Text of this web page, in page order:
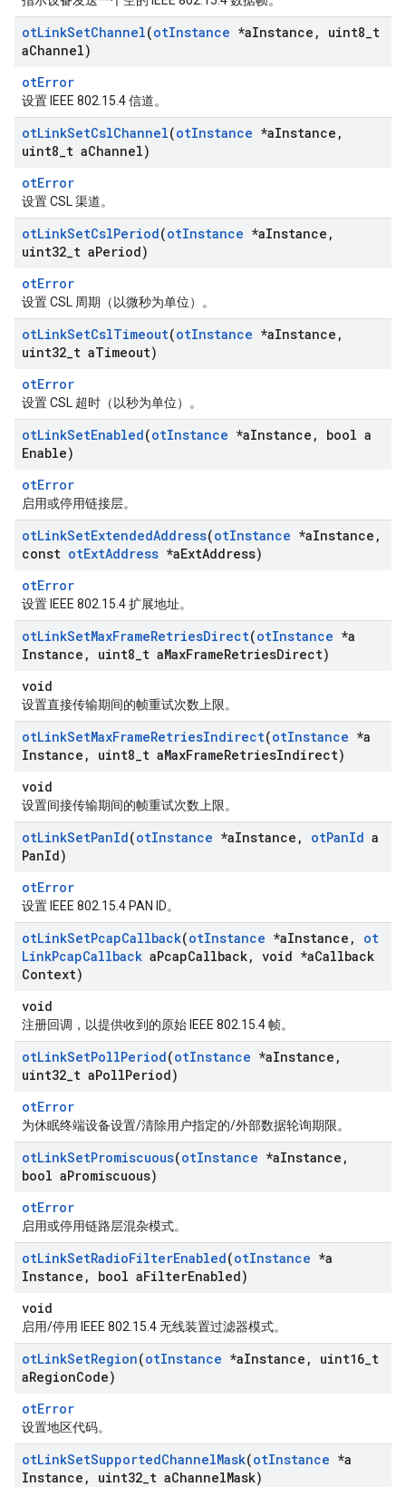
otLinkSetChannel(otInstance *aInstance , uint8 t
aChannel)
otError
设置 IEEE 802.15.4 信道。
otLinkSetCslChannel(otInstance *aInstance ,
uint8 t aChannel)
otError
设置 CSL 渠道。
otLinkSetCslPeriod(otInstance *aInstance ,
uint32 t aPeriod)
otError
设置 CSL 周期（以微秒为单位）。
otLinkSetCslTimeout(otInstance *aInstance ,
uint32 t aTimeout)
otError
设置 CSL 超时（以秒为单位）。
otLinkSetEnabled(otInstance *aInstance ,
bool a
Enable)
otError
启用或停用链接层。
otLinkSetExtendedAddress(otInstance *aInstance ,
const otExtAddress *aExtAddress)
otError
设置 IEEE 802.15.4 扩展地址。
otLinkSetMaxFrameRetriesDirect(otInstance *a
Instance , uint8 t aMaxFrameRetriesDirect)
void
设置直接传输期间的帧重试次数上限。
otLinkSetMaxFrameRetriesIndirect(otInstance *a
Instance , uint8 t aMaxFrameRetriesIndirect)
void
设置间接传输期间的帧重试次数上限。
otLinkSetPanId(otInstance *aInstance , otPanId a
PanId)
otError
设置 IEEE 802.15.4 PAN ID。
otLinkSetPcapCallback(otInstance *aInstance ,
ot
LinkPcapCallback aPcapCallback, void *aCallback
Context)
void
注册回调，以提供收到的原始 IEEE 802.15.4 帧。
otLinkSetPollPeriod(otInstance *aInstance ,
uint32 t aPollPeriod)
otError
为休眠终端设备设置/清除用户指定的/外部数据轮询期限。
otLinkSetPromiscuous(otInstance *aInstance ,
bool aPromiscuous)
otError
启用或停用链路层混杂模式。
otLinkSetRadioFilterEnabled(otInstance *a
Instance , bool aFilterEnabled)
void
启用/停用 IEEE 802.15.4 无线装置过滤器模式。
otLinkSetRegion(otInstance *aInstance , uint16 t
aRegionCode)
otError
设置地区代码。
otLinkSetSupportedChannelMask(otInstance *a
Instance , uint32 t aChannelMask)